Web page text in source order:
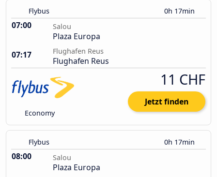
Flybus 0h 17min
07:00 Salou
Plaza Europa
07:17
Flughafen Reus
Flughafen Reus
Economy
11 CHF
Jetzt finden
Flybus 0h 17min
08:00 Salou
Plaza Europa